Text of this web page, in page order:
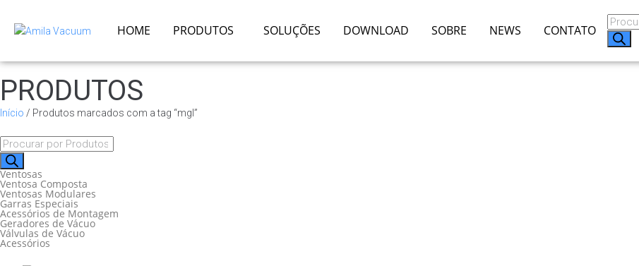
HOME PRODUTOS SOLUÇÕES DOWNLOAD SOBRE NEWS CONTATO
PRODUTOS
Início / Produtos marcados com a tag “mgl”
Ventosas
Ventosa Composta
Ventosas Modulares
Garras Especiais
Acessórios de Montagem
Geradores de Vácuo
Válvulas de Vácuo
Acessórios